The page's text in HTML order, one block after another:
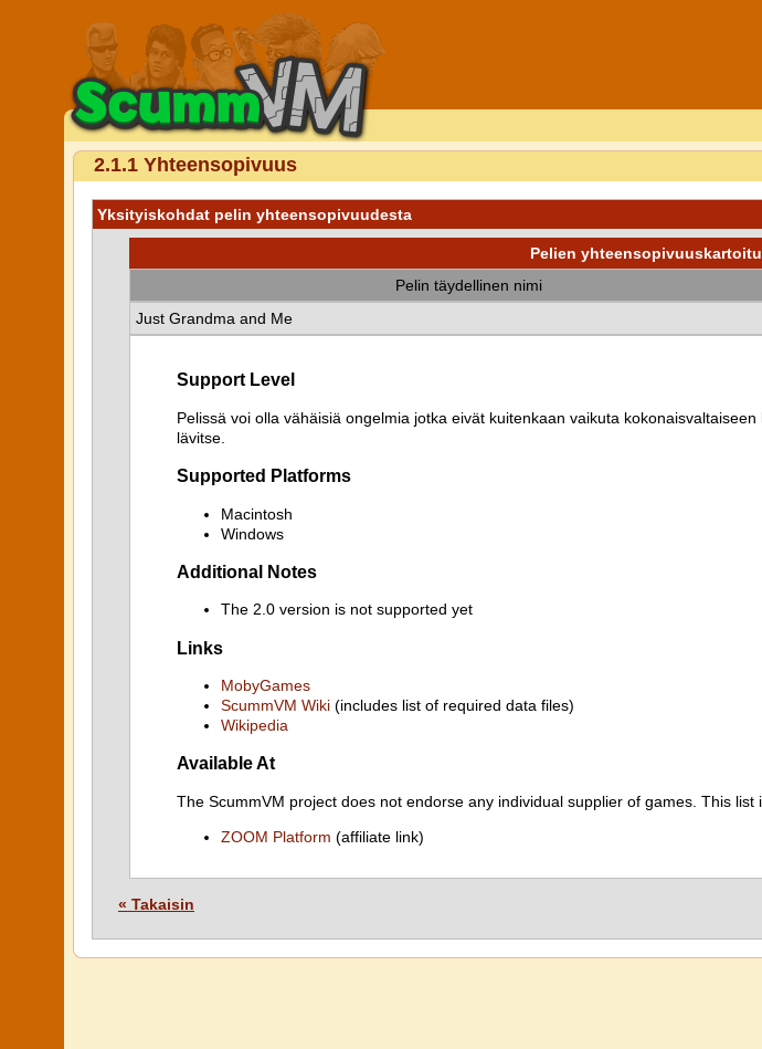
2.1.1 Yhteensopivuus
Yksityiskohdat pelin yhteensopivuudesta
Pelien
Pelin täydellinen nimi
Just Grandma and Me
Support Level
Pelissä voi olla vähäisiä ongelmia jotka eivät kuitenkaan vaikuta
lävitse.
Supported Platforms
Macintosh
Windows
Additional Notes
The 2.0 version is not supported yet
Links
MobyGames
ScummVM Wiki (includes list of required data files)
Wikipedia
Available At
The ScummVM project does not endorse any individual supplier of games. This list
ZOOM Platform (affiliate link)
« Takaisin